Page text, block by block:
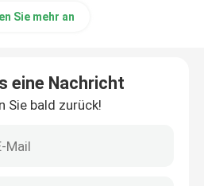
von Make-up-Basen
mit Zahnradpumpe
Sie mehr an
eine Nachricht
Sie bald zurück!